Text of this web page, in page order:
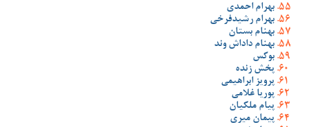
بهرام احمدی
بهرام رشیدفرخی
بهنام بستان
بهنام داداش وند
بوکس
پخش زنده
پرویز ابراهیمی
پوریا غلامی
پیام ملکیان
پیمان میری